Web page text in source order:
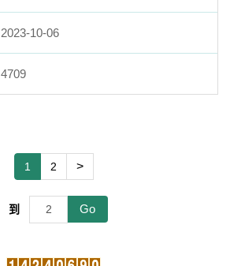
2023-10-06
4709
1 2 >
到 Go